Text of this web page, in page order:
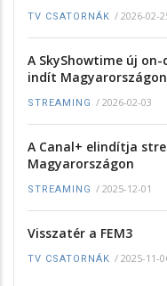
TV CSATORNÁK / 2026-02-
A SkyShowtime új
indít Magyarországon
STREAMING / 2026-02-03
A Canal+ elindítja
Magyarországon
STREAMING / 2025-12-01
Visszatér a FEM3
TV CSATORNÁK / 2025-11-